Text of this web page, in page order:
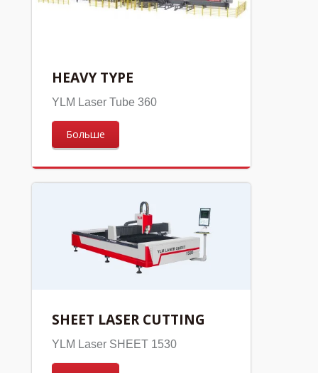
HEAVY TYPE
YLM Laser Tube 360
Больше
SHEET LASER CUTTING
YLM Laser SHEET 1530